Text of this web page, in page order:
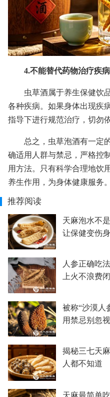
4.不能替代药物治疗疾病
虫草酒属于养生保健饮
各种疾病。如果身体出现疾
指导下进行规范治疗，切勿
总之，虫草泡酒有一定
确适用人群与禁忌，严格控
用方法。只有科学合理地饮
养生作用，为身体健康服务。
推荐阅读
天麻泡水不
让保健变伤身
人参正确吃
上火不浪费
被称“沙漠人
用禁忌别忽视
揭秘三七天
人都不知道